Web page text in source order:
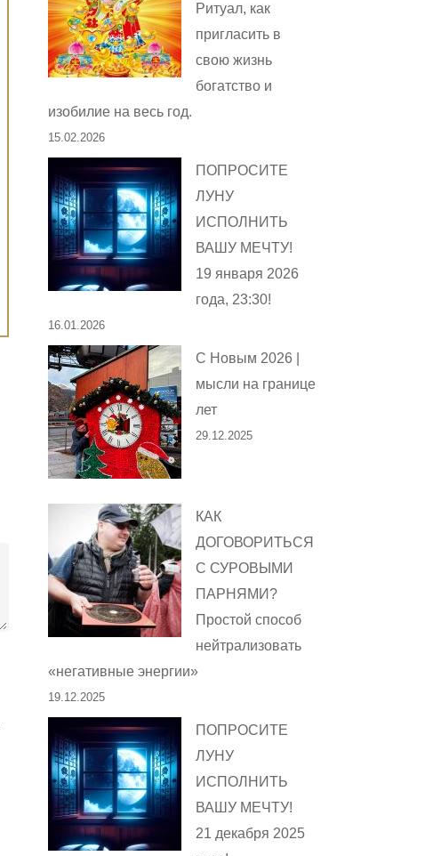
Ритуал, как
пригласить в
свою жизнь
богатство и
изобилие на весь год.
15.02.2026
ПОПРОСИТЕ
ЛУНУ
ИСПОЛНИТЬ
ВАШУ МЕЧТУ!
19 января 2026
года, 23:30!
16.01.2026
С Новым 2026 |
мысли на границе
лет
29.12.2025
КАК
ДОГОВОРИТЬСЯ
С СУРОВЫМИ
ПАРНЯМИ?
Простой способ
нейтрализовать
«негативные энергии»
19.12.2025
ПОПРОСИТЕ
ЛУНУ
ИСПОЛНИТЬ
ВАШУ МЕЧТУ!
21 декабря 2025